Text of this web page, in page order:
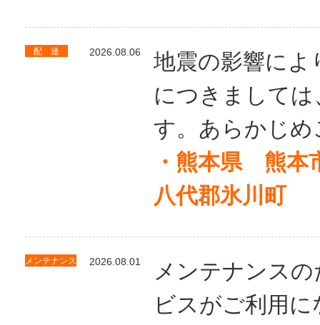
配 達 2026.08.06
地震の影響によ
につきまして
す。あらかじ
・熊本県 熊本
八代郡氷川町
メンテナンス 2026.08.01
メンテナンス
ビスがご利用